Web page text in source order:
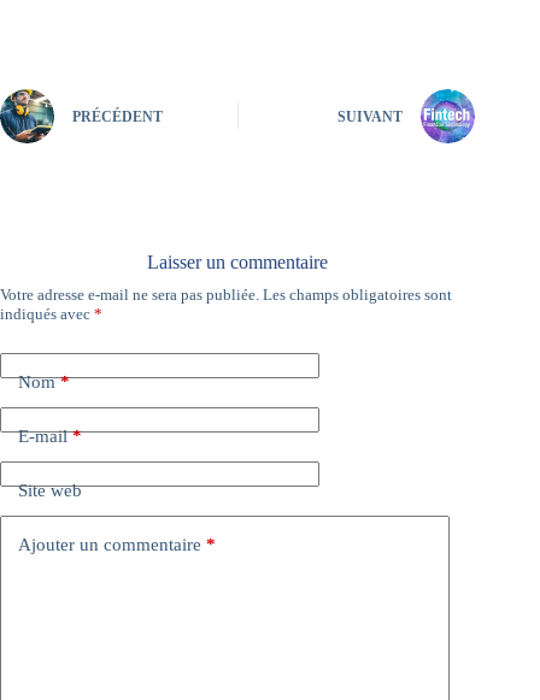
PRÉCÉDENT SUIVANT
Laisser un commentaire
Votre adresse e-mail ne sera pas publiée. Les champs obligatoires sont
indiqués avec *
Nom*
E-mail*
Site web
Ajouter un commentaire *
A
l
r
n
v
e